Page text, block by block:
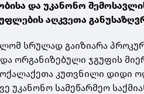
და უკანონო
აღკვეთა
სრულად გაიზიარა
ორგანიზებული ჯგუფის
კუთვნილი დიდი
სამეწარმეო